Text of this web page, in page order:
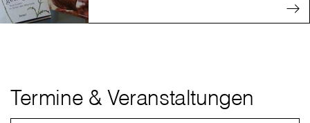
Termine & Veranstaltungen